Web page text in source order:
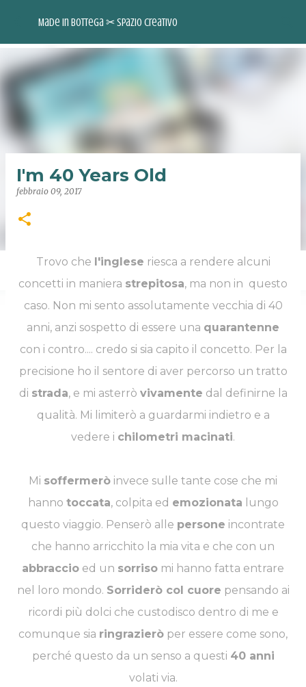
Passa ai contenuti principali
Made in Bottega ✂︎ Spazio Creativo
INSTAGRAM FACEBOOK
I'm 40 Years Old
febbraio 09, 2017
Trovo che l'inglese riesca a rendere alcuni
concetti in maniera strepitosa, ma non in questo
caso. Non mi sento assolutamente vecchia di 40
anni, anzi sospetto di essere una quarantenne
con i contro.... credo si sia capito il concetto. Per la
precisione ho il sentore di aver percorso un tratto
di strada, e mi asterrò vivamente dal definirne la
qualità. Mi limiterò a guardarmi indietro e a
vedere i chilometri macinati.
Mi soffermerò invece sulle tante cose che mi
hanno toccata, colpita ed emozionata lungo
questo viaggio. Penserò alle persone incontrate
che hanno arricchito la mia vita e che con un
abbraccio ed un sorriso mi hanno fatta entrare
nel loro mondo. Sorriderò col cuore pensando ai
ricordi più dolci che custodisco dentro di me e
comunque sia ringrazierò per essere come sono,
perché questo da un senso a questi 40 anni
volati via.